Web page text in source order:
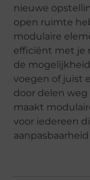
nieuwe
open ruimte
modulaire
efficiënt met je
de
voegen of juist
door delen weg
maakt
voor iedereen